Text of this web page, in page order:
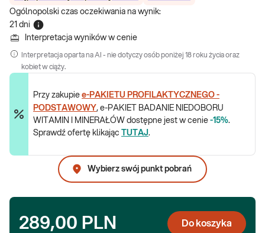
Ogólnopolski czas oczekiwania na wynik:
21 dni
Interpretacja wyników w cenie
Interpretacja oparta na AI - nie dotyczy osób poniżej 18 roku życia oraz
kobiet w ciąży.
Przy zakupie e-PAKIETU PROFILAKTYCZNEGO -
PODSTAWOWY, e-PAKIET BADANIE NIEDOBORU
WITAMIN I MINERAŁÓW dostępne jest w cenie -15%.
Sprawdź ofertę klikając
TUTAJ.
Wybierz swój punkt pobrań
289,00 PLN Do koszyka